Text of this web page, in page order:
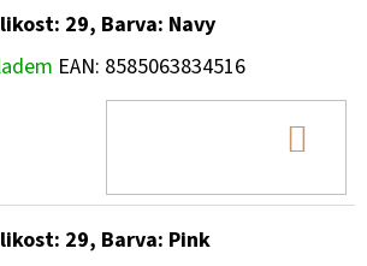
29, Barva: Navy
EAN: 8585063834516
29, Barva: Pink